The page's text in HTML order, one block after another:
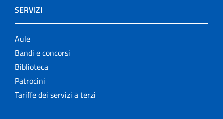
SERVIZI
Aule
Bandi e concorsi
Biblioteca
Patrocini
Tariffe dei servizi a terzi